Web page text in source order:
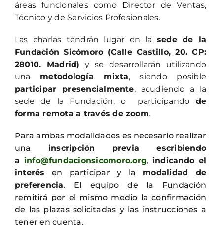
áreas funcionales como Director de Ventas,
Técnico y de Servicios Profesionales.
Las charlas tendrán lugar en la sede de la
Fundación Sicómoro (Calle Castillo, 20. CP:
28010. Madrid) y se desarrollarán utilizando
una metodología mixta, siendo posible
participar presencialmente, acudiendo a la
sede de la Fundación, o participando de
forma remota a través de zoom.
Para ambas modalidades es necesario realizar
una inscripción previa escribiendo
a info@fundacionsicomoro.org, indicando el
interés en participar y la modalidad de
preferencia. El equipo de la Fundación
remitirá por el mismo medio la confirmación
de las plazas solicitadas y las instrucciones a
tener en cuenta.